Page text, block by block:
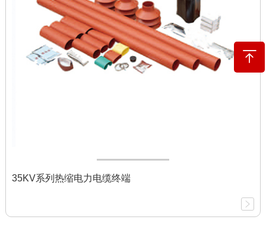
35KV系列热缩电力电缆终端